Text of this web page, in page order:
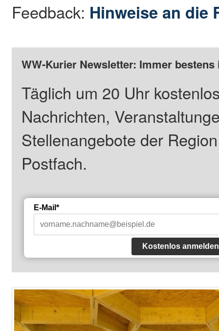
Feedback: Hinweise an die
WW-Kurier Newsletter: Immer
Täglich um 20 Uhr
Nachrichten,
Stellenangebote der
Postfach.
E-Mail*
Kostenlos anmelden